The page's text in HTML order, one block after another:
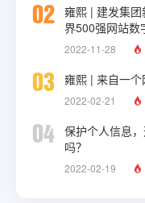
02 雍熙 | 建发集
界500强网站数
2022-11-28
03 雍熙 | 来自一个
2022-02-21
04
保护个人信息
吗？
2022-02-19